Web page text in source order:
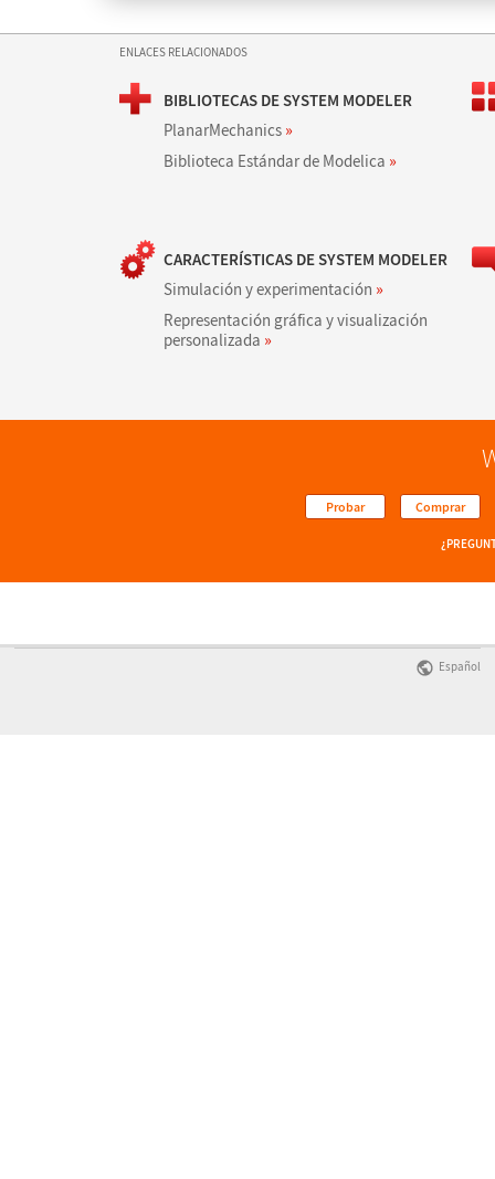
ENLACES RELACIONADOS
BIBLIOTECAS DE SYSTEM MODELER
PlanarMechanics »
Biblioteca Estándar de Modelica »
CARACTERÍSTICAS DE SYSTEM MODELER
Simulación y experimentación »
Representación gráfica y visualización
personalizada »
Probar Comprar
Español